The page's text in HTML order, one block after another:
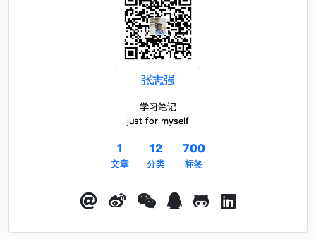
张志强
学习笔记
just for myself
1
文章
12
分类
700
标签